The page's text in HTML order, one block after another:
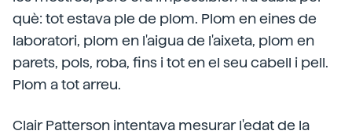
què: tot estava ple de plom. Plom en eines de
laboratori, plom en l'aigua de l'aixeta, plom en
parets, pols, roba, fins i tot en el seu cabell i pell.
Plom a tot arreu.
Clair Patterson intentava mesurar l'edat de la